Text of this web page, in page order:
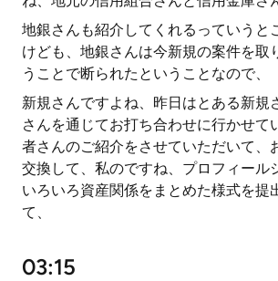
地銀さんも紹介してくれるっていうと
けども、地銀さんは今新規の案件を取
うことで断られたということなので、
新規さんですよね、昨日はとある新規
さんを通じてお打ち合わせに行かせて
者さんのご紹介をさせていただいて、
交換して、私のですね、プロフィール
いろいろ資産関係をまとめた様式を提
て、
03:15